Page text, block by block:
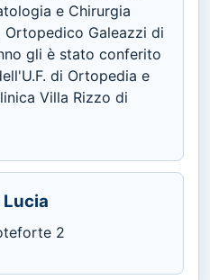
e Chirurgia
Galeazzi di
gli è stato conferito
di Ortopedia e
Villa Rizzo di
2